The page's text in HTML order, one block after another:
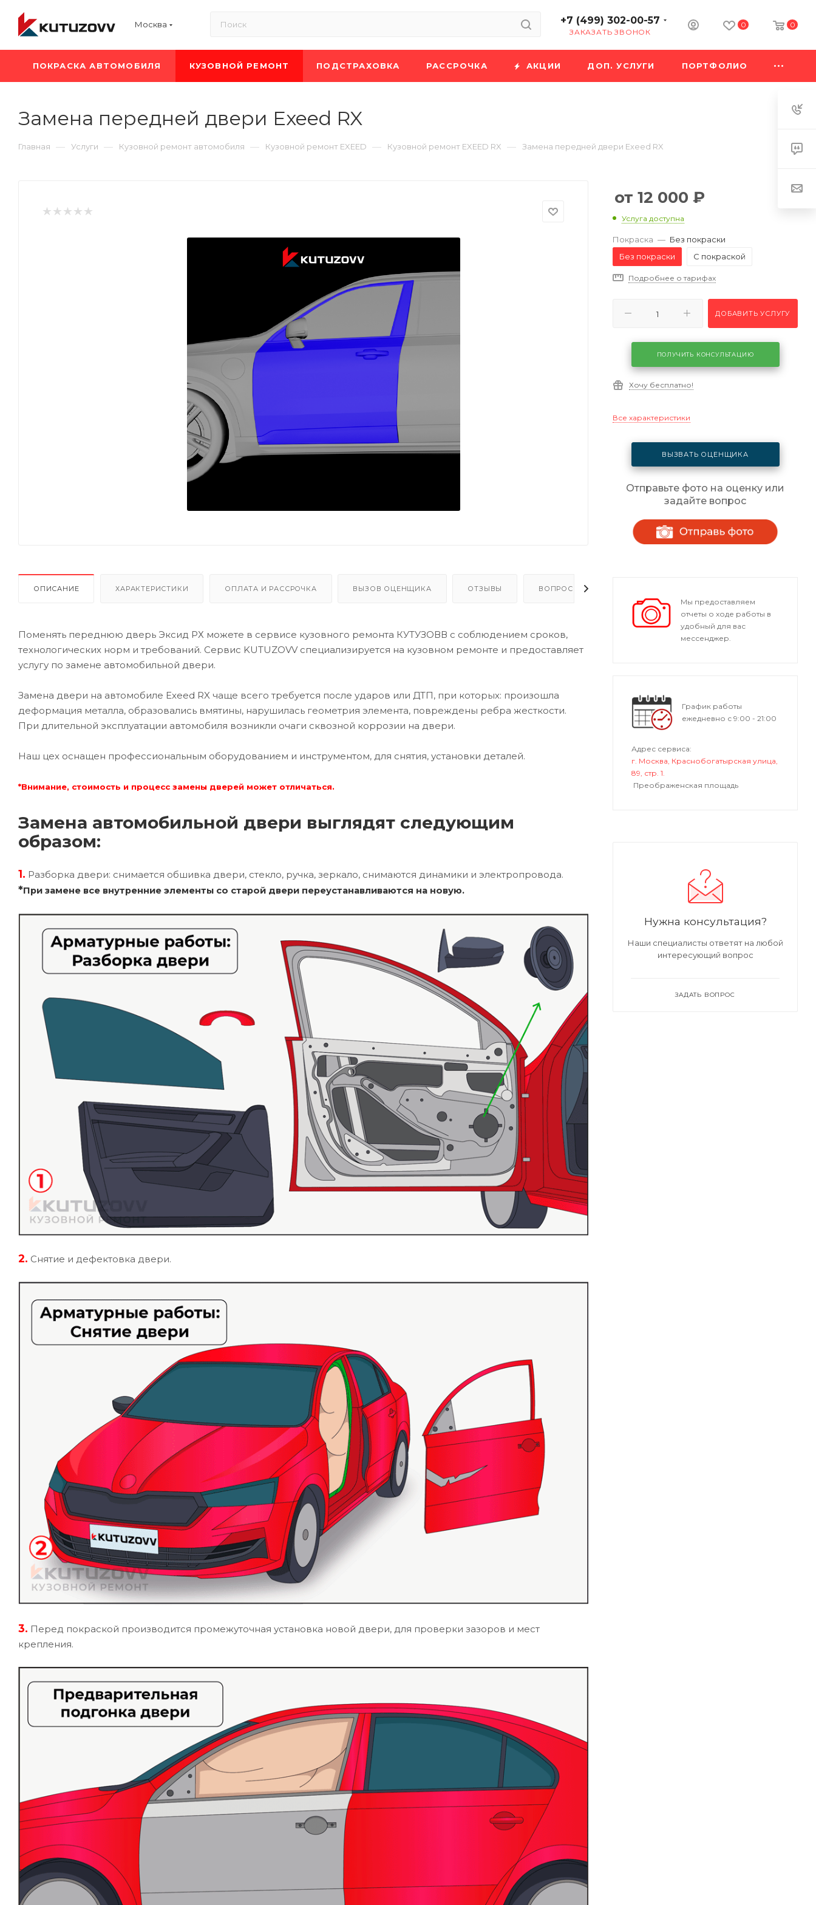
Москва +7 (499) 302-00-57
ЗАКАЗАТЬ ЗВОНОК
0 0
ПОКРАСКА АВТОМОБИЛЯ КУЗОВНОЙ РЕМОНТ ПОДСТРАХОВКА РАССРОЧКА АКЦИИ ДОП. УСЛУГИ ПОРТФОЛИО
Замена передней двери Exeed RX
Главная — Услуги — Кузовной ремонт автомобиля — Кузовной ремонт EXEED — Кузовной ремонт EXEED RX — Замена передней двери Exeed RX
ОПИСАНИЕ ХАРАКТЕРИСТИКИ ОПЛАТА И РАССРОЧКА ВЫЗОВ ОЦЕНЩИКА ОТЗЫВЫ ВОПРОСЫ - ОТВЕТЫ
Поменять переднюю дверь Эксид РХ можете в сервисе кузовного ремонта КУТУЗОВВ с соблюдением сроков,
технологических норм и требований. Сервис KUTUZOVV специализируется на кузовном ремонте и предоставляет
услугу по замене автомобильной двери.
Замена двери на автомобиле Exeed RX чаще всего требуется после ударов или ДТП, при которых: произошла
деформация металла, образовались вмятины, нарушилась геометрия элемента, повреждены ребра жесткости.
При длительной эксплуатации автомобиля возникли очаги сквозной коррозии на двери.
Наш цех оснащен профессиональным оборудованием и инструментом, для снятия, установки деталей.
*Внимание, стоимость и процесс замены дверей может отличаться.
Замена автомобильной двери выглядят следующим
образом:
1. Разборка двери: снимается обшивка двери, стекло, ручка, зеркало, снимаются динамики и электропровода.
*При замене все внутренние элементы со старой двери переустанавливаются на новую.
2. Снятие и дефектовка двери.
3. Перед покраской производится промежуточная установка новой двери, для проверки зазоров и мест
крепления.
12 000 ₽
Услуга доступна
Покраска — Без покраски
Без покраски
С покраской
Подробнее о тарифах
ДОБАВИТЬ УСЛУГУ
ПОЛУЧИТЬ КОНСУЛЬТАЦИЮ
Хочу бесплатно!
Все характеристики
ВЫЗВАТЬ ОЦЕНЩИКА
Отправьте фото на оценку или
задайте вопрос
Мы предоставляем
отчеты о ходе работы в
удобный для вас
мессенджер.
График работы
ежедневно с 9:00 - 21:00
Адрес сервиса:
г. Москва, Краснобогатырская улица,
89, стр. 1.
Преображенская площадь
Нужна консультация?
Наши специалисты ответят на любой
интересующий вопрос
ЗАДАТЬ ВОПРОС